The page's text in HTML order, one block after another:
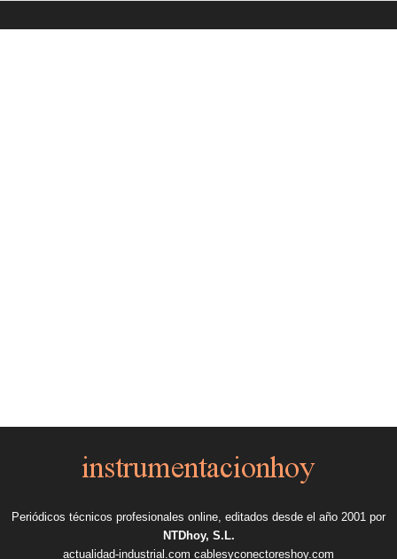
Periódicos técnicos profesionales online, editados desde el año 2001 por
NTDhoy, S.L.
actualidad-industrial.com cablesyconectoreshoy.com